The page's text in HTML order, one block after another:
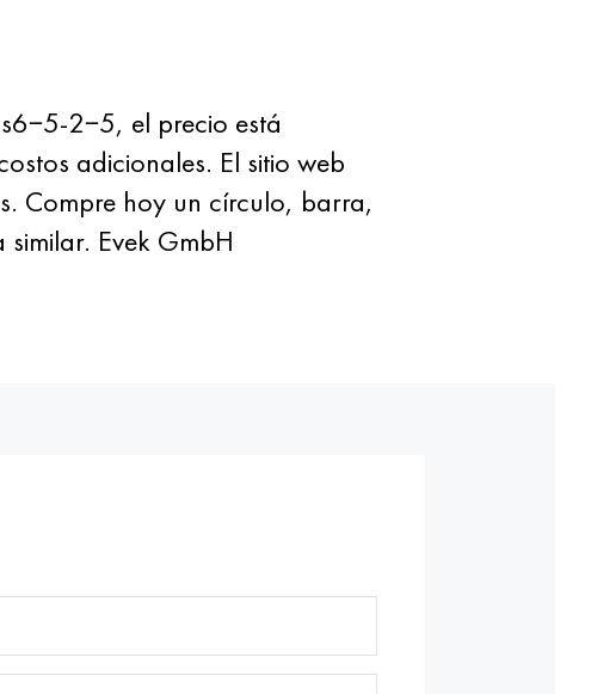
2−5, el precio está
adicionales. El sitio web
Compre hoy un círculo, barra,
Evek GmbH